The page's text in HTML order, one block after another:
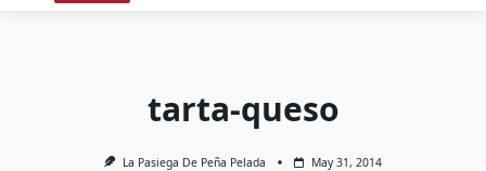
tarta-queso
La Pasiega De Peña Pelada May 31, 2014